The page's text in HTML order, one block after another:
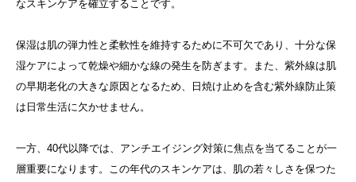
なスキンケアを確立することです。
保湿は肌の弾力性と柔軟性を維持するために不可欠であり、十分な保
湿ケアによって乾燥や細かな線の発生を防ぎます。また、紫外線は肌
の早期老化の大きな原因となるため、日焼け止めを含む紫外線防止策
は日常生活に欠かせません。
一方、40代以降では、アンチエイジング対策に焦点を当てることが一
層重要になります。この年代のスキンケアは、肌の若々しさを保つた